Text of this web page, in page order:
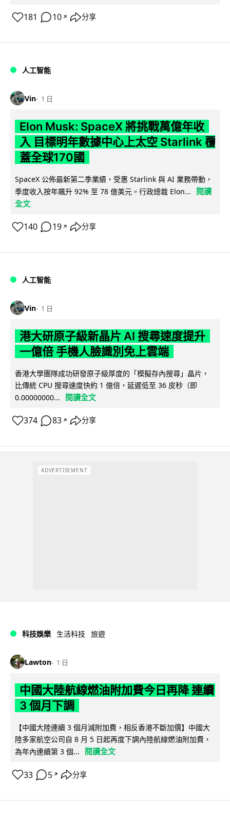
181 10 ↗ 分享
人工智能
Vin 1 日
Elon Musk: SpaceX 將挑戰萬億年收
入 目標明年數據中心上太空 Starlink 覆
蓋全球170國
SpaceX 公佈最新第二季業績，受惠 Starlink 與 AI 業務帶動，
季度收入按年飆升 92% 至 78 億美元。行政總裁 Elon...
閱讀
全文
140 19 ↗ 分享
人工智能
Vin 1 日
港大研原子級新晶片 AI 搜尋速度提升
一億倍 手機人臉識別免上雲端
香港大學團隊成功研發原子級厚度的「模擬存內搜尋」晶片，
比傳統 CPU 搜尋速度快約 1 億倍，延遲低至 36 皮秒（即
0.00000000...
閱讀全文
374 83 ↗ 分享
ADVERTISEMENT
科技娛樂 生活科技 旅遊
Lawton 1 日
中國大陸航線燃油附加費今日再降 連續
3 個月下調
【中國大陸連續 3 個月減附加費，相反香港不斷加價】中國大
陸多家航空公司自 8 月 5 日起再度下調內陸航線燃油附加費，
為年內連續第 3 個...
閱讀全文
33 5 ↗ 分享